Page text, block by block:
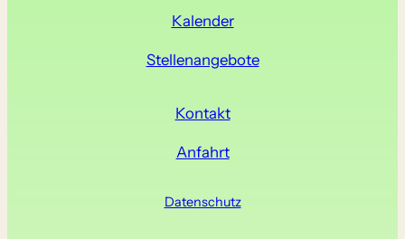
Kalender
Stellenangebote
Kontakt
Anfahrt
Datenschutz